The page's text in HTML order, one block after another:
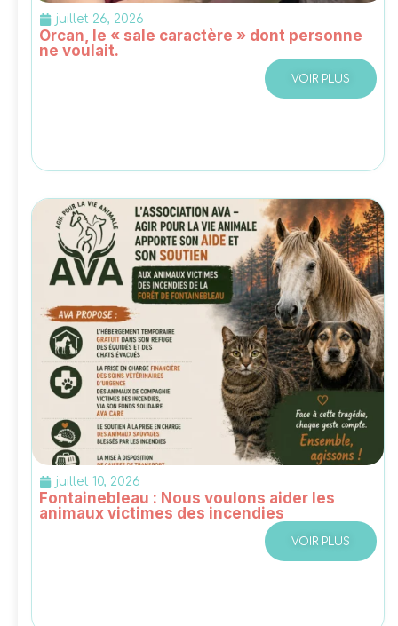
juillet 26, 2026
Orcan, le « sale caractère » dont personne
ne voulait.
VOIR PLUS
juillet 10, 2026
Fontainebleau : Nous voulons aider les
animaux victimes des incendies
VOIR PLUS